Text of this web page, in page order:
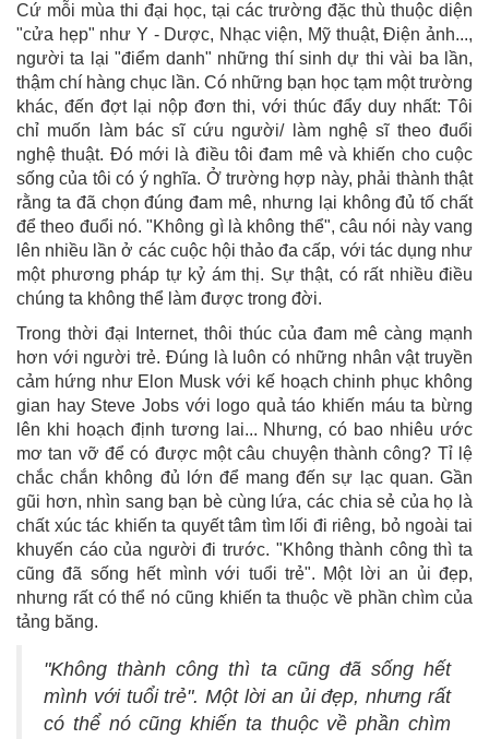
Cứ mỗi mùa thi đại học, tại các trường đặc thù thuộc diện
"cửa hẹp" như Y - Dược, Nhạc viện, Mỹ thuật, Điện ảnh...,
người ta lại "điểm danh" những thí sinh dự thi vài ba lần,
thậm chí hàng chục lần. Có những bạn học tạm một trường
khác, đến đợt lại nộp đơn thi, với thúc đẩy duy nhất: Tôi
chỉ muốn làm bác sĩ cứu người/ làm nghệ sĩ theo đuổi
nghệ thuật. Đó mới là điều tôi đam mê và khiến cho cuộc
sống của tôi có ý nghĩa. Ở trường hợp này, phải thành thật
rằng ta đã chọn đúng đam mê, nhưng lại không đủ tố chất
để theo đuổi nó. "Không gì là không thể", câu nói này vang
lên nhiều lần ở các cuộc hội thảo đa cấp, với tác dụng như
một phương pháp tự kỷ ám thị. Sự thật, có rất nhiều điều
chúng ta không thể làm được trong đời.
Trong thời đại Internet, thôi thúc của đam mê càng mạnh
hơn với người trẻ. Đúng là luôn có những nhân vật truyền
cảm hứng như Elon Musk với kế hoạch chinh phục không
gian hay Steve Jobs với logo quả táo khiến máu ta bừng
lên khi hoạch định tương lai... Nhưng, có bao nhiêu ước
mơ tan vỡ để có được một câu chuyện thành công? Tỉ lệ
chắc chắn không đủ lớn để mang đến sự lạc quan. Gần
gũi hơn, nhìn sang bạn bè cùng lứa, các chia sẻ của họ là
chất xúc tác khiến ta quyết tâm tìm lối đi riêng, bỏ ngoài tai
khuyến cáo của người đi trước. "Không thành công thì ta
cũng đã sống hết mình với tuổi trẻ". Một lời an ủi đẹp,
nhưng rất có thể nó cũng khiến ta thuộc về phần chìm của
tảng băng.
"Không thành công thì ta cũng đã sống hết
mình với tuổi trẻ". Một lời an ủi đẹp, nhưng rất
có thể nó cũng khiến ta thuộc về phần chìm